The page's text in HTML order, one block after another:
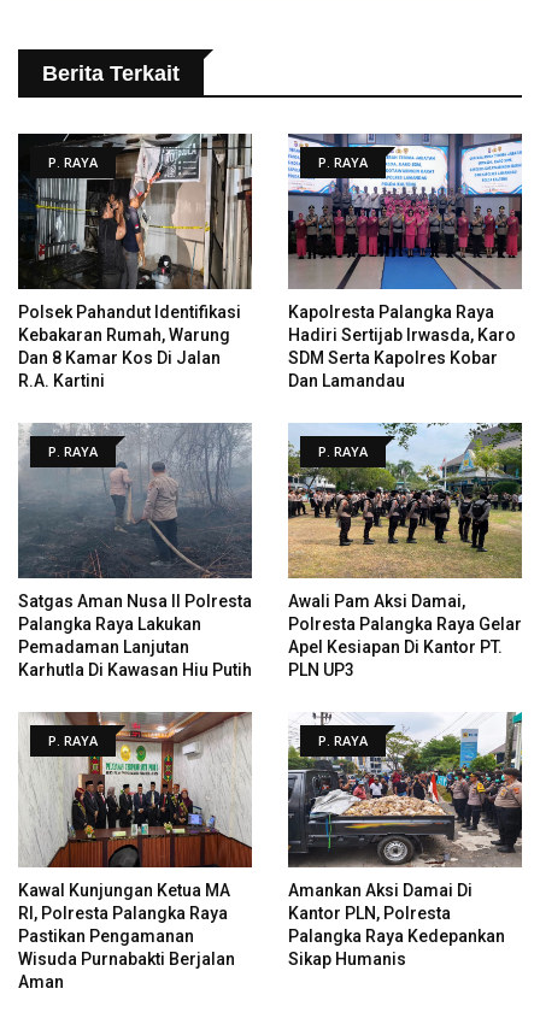
Berita Terkait
P. RAYA
Polsek Pahandut Identifikasi
Kebakaran Rumah, Warung
Dan 8 Kamar Kos Di Jalan
R.A. Kartini
P. RAYA
Kapolresta Palangka Raya
Hadiri Sertijab Irwasda, Karo
SDM Serta Kapolres Kobar
Dan Lamandau
P. RAYA
Satgas Aman Nusa II Polresta
Palangka Raya Lakukan
Pemadaman Lanjutan
Karhutla Di Kawasan Hiu Putih
P. RAYA
Awali Pam Aksi Damai,
Polresta Palangka Raya Gelar
Apel Kesiapan Di Kantor PT.
PLN UP3
P. RAYA
Kawal Kunjungan Ketua MA
RI, Polresta Palangka Raya
Pastikan Pengamanan
Wisuda Purnabakti Berjalan
Aman
P. RAYA
Amankan Aksi Damai Di
Kantor PLN, Polresta
Palangka Raya Kedepankan
Sikap Humanis